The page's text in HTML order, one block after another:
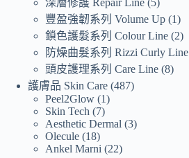
深層修護 Repair Line 5
豐盈強韌系列 Volume Up 1
鎖色護髮系列 Colour Line 2
防燥曲髮系列 Rizzi Curly Line
頭皮護理系列 Care Line 8
護膚品 Skin Care 487
Peel2Glow 1
Skin Tech
7
Aesthetic Dermal 3
Olecule 18
Ankel Marni
22